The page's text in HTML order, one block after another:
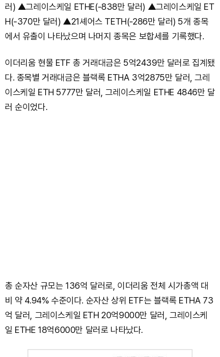
러) ▲그레이스케일 ETHE(-838만 달러) ▲그레이스케일 ET
H(-370만 달러) ▲21셰어스 TETH(-286만 달러) 5개 종목
에서 유출이 나타났으며 나머지 종목은 보합세를 기록했다.
이더리움 현물 ETF 총 거래대금은 5억2439만 달러로 집계됐
다. 종목별 거래대금은 블랙록 ETHA 3억2875만 달러, 그레
이스케일 ETH 5777만 달러, 그레이스케일 ETHE 4846만 달
러 순이었다.
총 순자산 규모는 136억 달러로, 이더리움 전체 시가총액 대
비 약 4.94% 수준이다. 순자산 상위 ETF는 블랙록 ETHA 73
억 달러, 그레이스케일 ETH 20억9000만 달러, 그레이스케
일 ETHE 18억6000만 달러로 나타났다.